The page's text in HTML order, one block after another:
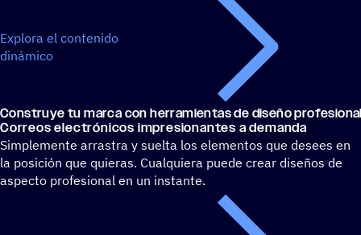
Explora el contenido
dinámico
Cons­truye tu marca con herra­mien­tas de diseño
Correos elec­tró­ni­cos impre­sio­nan­tes a demanda
Simplemente arrastra y suelta los elementos que desees en
la posición que quieras. Cualquiera puede crear diseños de
aspecto profesional en un instante.